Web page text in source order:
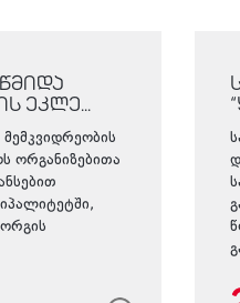
ეკლე...
ორგანიზებითა